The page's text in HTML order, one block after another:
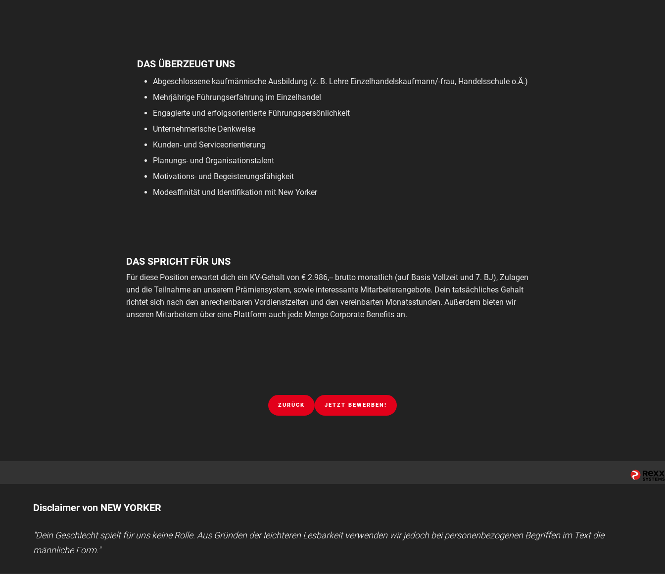
DAS ÜBERZEUGT UNS
Abgeschlossene kaufmännische Ausbildung (z. B. Lehre Einzelhandelskaufmann/-frau, Handelsschule o.Ä.)
Mehrjährige Führungserfahrung im Einzelhandel
Engagierte und erfolgsorientierte Führungspersönlichkeit
Unternehmerische Denkweise
Kunden- und Serviceorientierung
Planungs- und Organisationstalent
Motivations- und Begeisterungsfähigkeit
Modeaffinität und Identifikation mit New Yorker
DAS SPRICHT FÜR UNS
Für diese Position erwartet dich ein KV-Gehalt von € 2.986,-- brutto monatlich (auf Basis Vollzeit und 7. BJ), Zulagen
und die Teilnahme an unserem Prämiensystem, sowie interessante Mitarbeiterangebote. Dein tatsächliches Gehalt
richtet sich nach den anrechenbaren Vordienstzeiten und den vereinbarten Monatsstunden. Außerdem bieten wir
unseren Mitarbeitern über eine Plattform auch jede Menge Corporate Benefits an.
ZURÜCK JETZT BEWERBEN!
Disclaimer von NEW YORKER
"Dein Geschlecht spielt für uns keine Rolle. Aus Gründen der leichteren Lesbarkeit verwenden wir jedoch bei personenbezogenen Begriffen im Text die
männliche Form."